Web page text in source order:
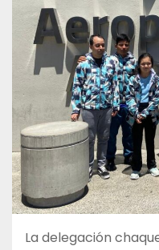
La delegación